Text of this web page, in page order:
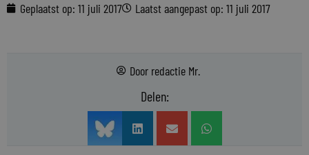
Geplaatst op: 11 juli 2017 Laatst aangepast op: 11 juli 2017
Door redactie Mr.
Delen: